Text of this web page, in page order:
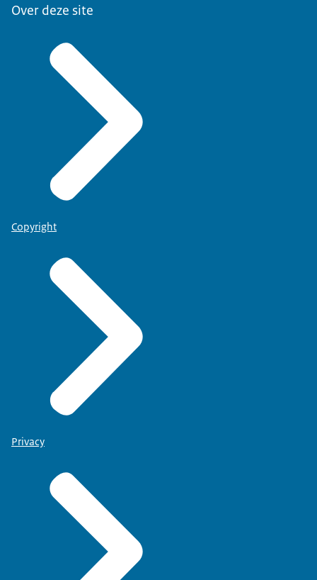
Over deze site
Copyright
Privacy